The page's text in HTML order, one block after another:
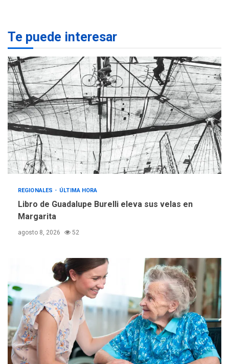
2
Margarita será sede de
para aprender a atender
adultos mayores
3
REGIONALES ÚLTIMA HORA
Mariño fortalece capacidad
operativa con flota
vehicular de 60 unidades
adquiridas en un año de
gestión
4
REGIONALES ÚLTIMA HORA
«Juan Bautista Arismendi» a
la altura de Macho Muerto
trabajan en diplomado para
creación y manejo de
estadísticas de turismo
Te puede interesar
REGIONALES ÚLTIMA HORA
Libro de Guadalupe Burelli eleva sus velas en
Margarita
agosto 8, 2026 52